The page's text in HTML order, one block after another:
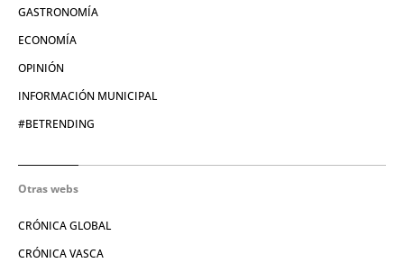
GASTRONOMÍA
ECONOMÍA
OPINIÓN
INFORMACIÓN MUNICIPAL
#BETRENDING
Otras webs
CRÓNICA GLOBAL
CRÓNICA VASCA